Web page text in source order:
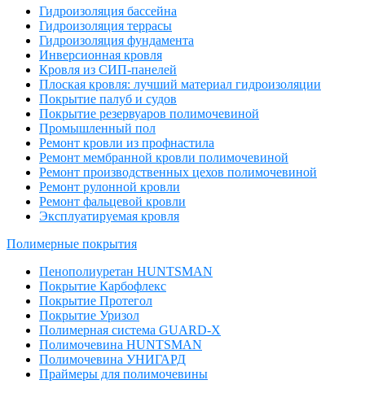
Гидроизоляция бассейна
Гидроизоляция террасы
Гидроизоляция фундамента
Инверсионная кровля
Кровля из СИП-панелей
Плоская кровля: лучший материал гидроизоляции
Покрытие палуб и судов
Покрытие резервуаров полимочевиной
Промышленный пол
Ремонт кровли из профнастила
Ремонт мембранной кровли полимочевиной
Ремонт производственных цехов полимочевиной
Ремонт рулонной кровли
Ремонт фальцевой кровли
Эксплуатируемая кровля
Полимерные покрытия
Пенополиуретан HUNTSMAN
Покрытие Карбофлекс
Покрытие Протегол
Покрытие Уризол
Полимерная система GUARD-X
Полимочевина HUNTSMAN
Полимочевина УНИГАРД
Праймеры для полимочевины